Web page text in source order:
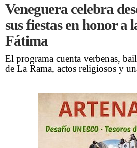
Veneguera celebra
sus fiestas en honor a
Fátima
El programa cuenta verbenas,
de La Rama, actos religiosos y